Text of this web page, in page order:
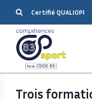
Certifié QUALIOPI
Trois